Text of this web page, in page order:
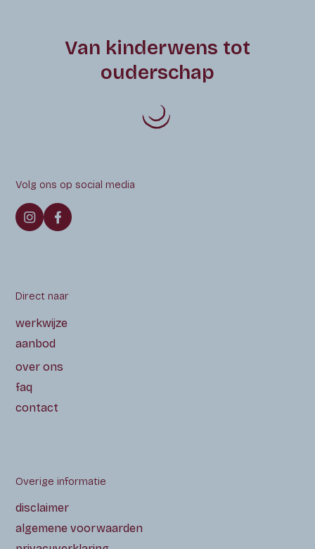
Van kinderwens tot
ouderschap
Volg ons op social media
Direct naar
werkwijze
aanbod
over ons
faq
contact
Overige informatie
disclaimer
algemene voorwaarden